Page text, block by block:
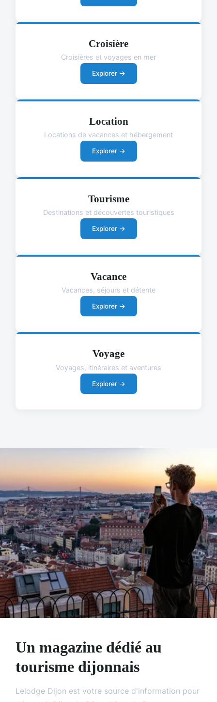
Croisière
Croisières et voyages en mer
Explorer →
Location
Locations de vacances et hébergement
Explorer →
Tourisme
Destinations et découvertes touristiques
Explorer →
Vacance
Vacances, séjours et détente
Explorer →
Voyage
Voyages, itinéraires et aventures
Explorer →
Un magazine dédié au
tourisme dijonnais
Lelodge Dijon est votre source d'information pour